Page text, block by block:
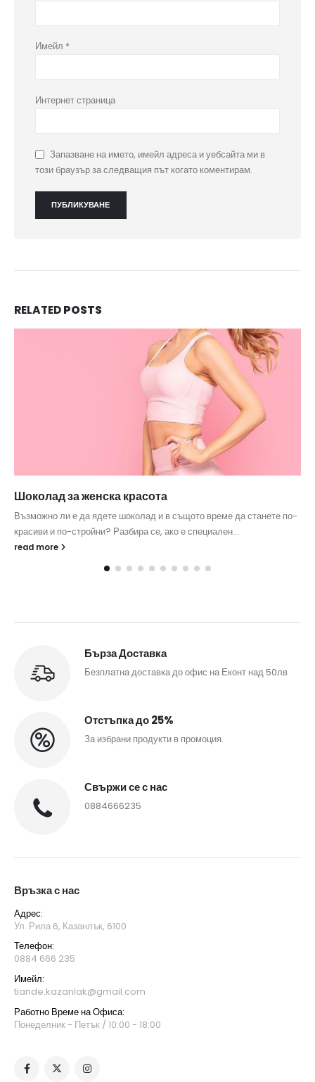
Имейл *
Интернет страница
Запазване на името, имейл адреса и уебсайта ми в
този браузър за следващия път когато коментирам.
RELATEDPOSTS
Шоколад за женска красота
Възможно ли е да ядете шоколад и в същото време да станете по-
красиви и по-стройни? Разбира се, ако е специален...
read more
Бърза Доставка
Безплатна доставка до офис на Еконт над 50лв
Отстъпка до 25%
За избрани продукти в промоция.
Свържи се с нас
0884666235
Връзка с нас
Адрес:
Ул. Рила 6, Казанлък, 6100
Телефон:
0884 666 235
Имейл:
tiande.kazanlak@gmail.com
Работно Време на Офиса:
Понеделник - Петък / 10:00 - 18:00